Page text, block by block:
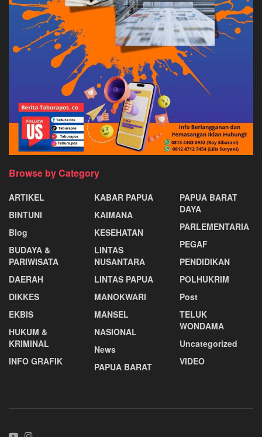
Browse by Category
ARTIKEL
BINTUNI
Blog
BUDAYA &
PARIWISATA
DAERAH
DIKKES
EKBIS
HUKUM &
KRIMINAL
INFO GRAFIK
KABAR PAPUA
KAIMANA
KESEHATAN
LINTAS
NUSANTARA
LINTAS PAPUA
MANOKWARI
MANSEL
NASIONAL
News
PAPUA BARAT
PAPUA BARAT
DAYA
PARLEMENTARIA
PEGAF
PENDIDIKAN
POLHUKRIM
Post
TELUK
WONDAMA
Uncategorized
VIDEO